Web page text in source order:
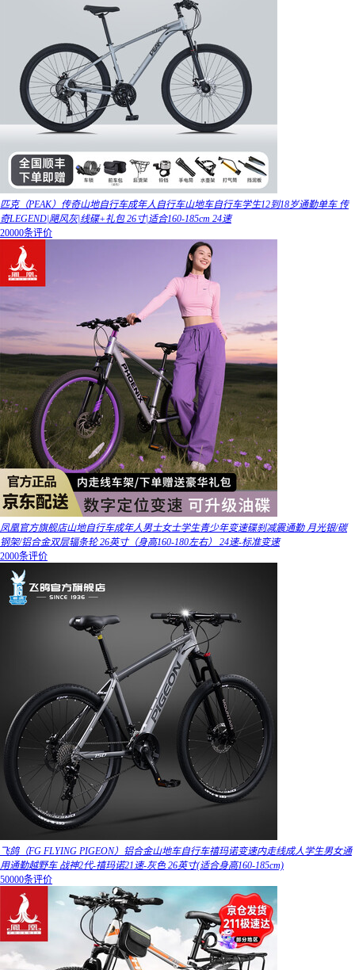
匹克（PEAK）传奇山地自行车成年人自行车山地车自行车学生12到18岁通勤单车 传
奇LEGEND|飓风灰|线碟+礼包 26寸|适合160-185cm 24速
20000条评价
凤凰官方旗舰店山地自行车成年人男士女士学生青少年变速碟刹减震通勤 月光银/碳
钢架/铝合金双层辐条轮 26英寸（身高160-180左右） 24速-标准变速
2000条评价
飞鸽（FG FLYING PIGEON）铝合金山地车自行车禧玛诺变速内走线成人学生男女通
用通勤越野车 战神2代-禧玛诺21速-灰色 26英寸(适合身高160-185cm)
50000条评价